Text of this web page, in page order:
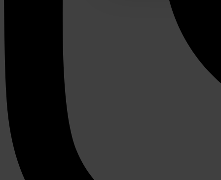
verstrekt of die ze hebben